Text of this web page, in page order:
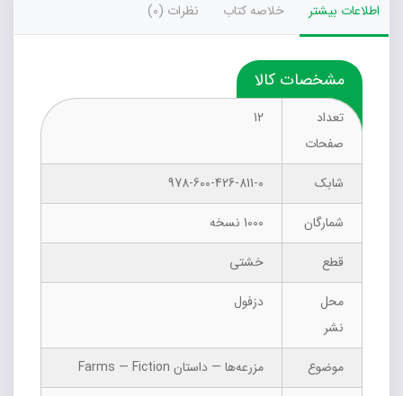
اطلاعات بیشتر خلاصه کتاب نظرات (0)
مشخصات کالا
تعداد
صفحات
12
شابک
978-600-426-811-0
شمارگان
1000 نسخه
قطع
خشتی
محل
نشر
دزفول
موضوع
مزرعه‌ها — داستان Farms — Fiction